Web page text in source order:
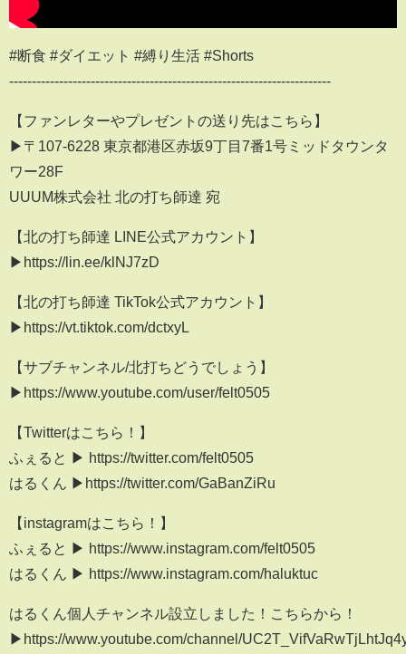
#断食 #ダイエット #縛り生活 #Shorts
----------------------------------------­-------------------------------
【ファンレターやプレゼントの送り先はこちら】
▶︎〒107-6228 東京都港区赤坂9丁目7番1号ミッドタウンタ
ワー28F
UUUM株式会社 北の打ち師達 宛
【北の打ち師達 LINE公式アカウント】
▶︎https://lin.ee/klNJ7zD
【北の打ち師達 TikTok公式アカウント】
▶︎https://vt.tiktok.com/dctxyL
【サブチャンネル/北打ちどうでしょう】
▶︎https://www.youtube.com/user/felt0505
【Twitterはこちら！】
ふぇると ▶︎ https://twitter.com/felt0505
はるくん ▶︎https://twitter.com/GaBanZiRu
【instagramはこちら！】
ふぇると ▶︎ https://www.instagram.com/felt0505
はるくん ▶︎ https://www.instagram.com/haluktuc
はるくん個人チャンネル設立しました！こちらから！
▶︎https://www.youtube.com/channel/